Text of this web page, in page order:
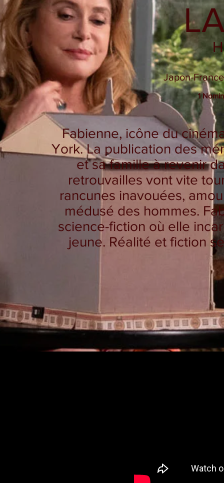
Japon-
1
Fabienne, icône du
York. La publication des
et sa famille à revenir
retrouvailles vont vite
rancunes inavouées,
médusé des hommes.
science-fiction où elle
jeune. Réalité et fiction